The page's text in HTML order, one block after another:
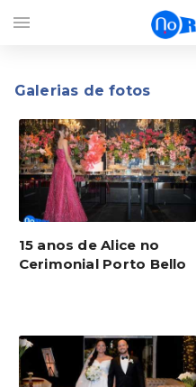
Galerias de fotos
15 anos de Alice no
Cerimonial Porto Bello
menu